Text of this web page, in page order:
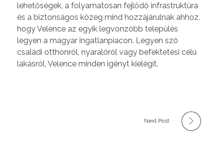
lehetőségek, a folyamatosan fejlődő infrastruktúra
és a biztonságos közeg mind hozzájárulnak ahhoz,
hogy Velence az egyik legvonzóbb település
legyen a magyar ingatlanpiacon. Legyen szó
családi otthonról, nyaralóról vagy befektetési célú
lakásról, Velence minden igényt kielégít.
Next Post